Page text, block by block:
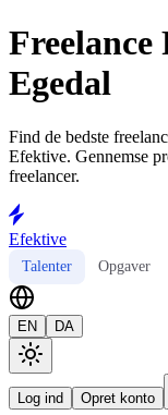
Egedal
Find de bedste
Efektive. Gennemse
freelancer.
Efektive
Talenter Opgaver
EN DA
Log ind Opret konto